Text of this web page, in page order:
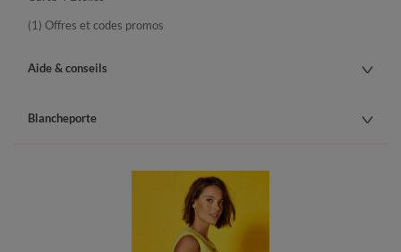
(1) Offres et codes promos
Aide & conseils
Blancheporte